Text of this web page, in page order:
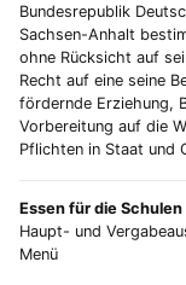
Bundesrepublik
Sachsen-Anhalt
ohne Rücksicht auf
Recht auf eine seine
fördernde Erziehung,
Vorbereitung auf die
Pflichten in Staat und
Essen für die Schulen
Haupt- und
Menü